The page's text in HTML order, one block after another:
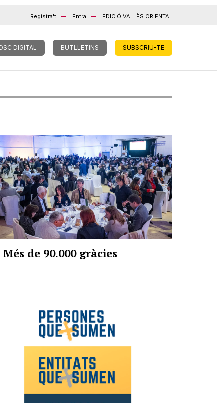
Registra't Entra EDICIÓ VALLÈS ORIENTAL
DIGITAL BUTLLETINS SUBSCRIU-TE
Més de 90.000 gràcies